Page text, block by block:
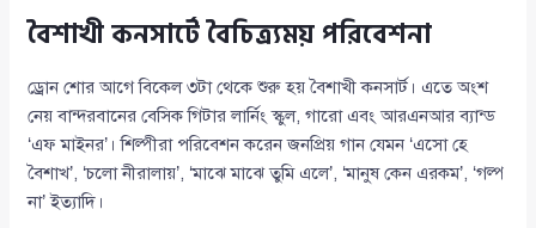
বৈশাখী কনসার্টে বৈচিত্র্যময় পরিবেশনা
ড্রোন শোর আগে বিকেল ৩টা থেকে শুরু হয় বৈশাখী কনসার্ট। এতে অংশ
নেয় বান্দরবানের বেসিক গিটার লার্নিং স্কুল, গারো এবং আরএনআর ব্যান্ড
‘এফ মাইনর’। শিল্পীরা পরিবেশন করেন জনপ্রিয় গান যেমন ‘এসো হে
বৈশাখ’, ‘চলো নীরালায়’, ‘মাঝে মাঝে তুমি এলে’, ‘মানুষ কেন এরকম’, ‘গল্প
না’ ইত্যাদি।